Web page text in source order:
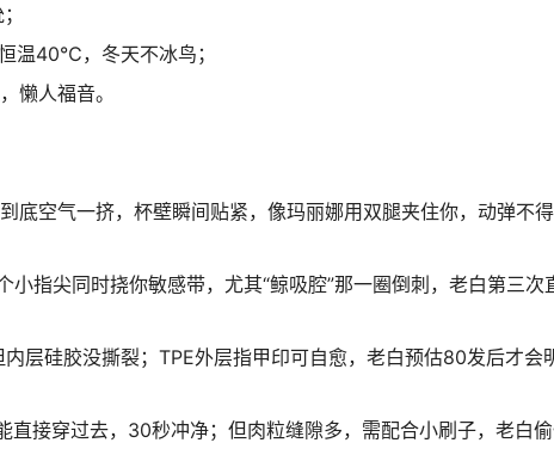
温40℃，冬天不冰鸟；
懒人福音。
底空气一挤，杯壁瞬间贴紧，像玛丽娜用双腿夹住你，动弹不
指尖同时挠你敏感带，尤其“鲸吸腔”那一圈倒刺，老白第三次
层硅胶没撕裂；TPE外层指甲印可自愈，老白预估80发后才会
直接穿过去，30秒冲净；但肉粒缝隙多，需配合小刷子，老白